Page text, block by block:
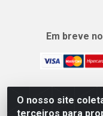
O nosso site
terceiros para
Em breve
MIX CERTO